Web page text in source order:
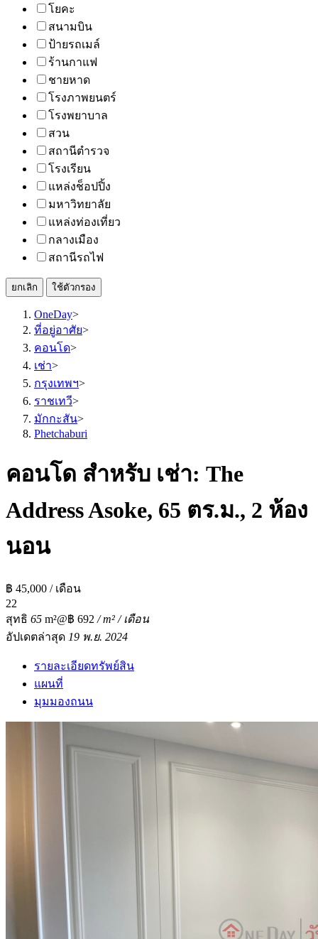
โยคะ
สนามบิน
ป้ายรถเมล์
ร้านกาแฟ
ชายหาด
โรงภาพยนตร์
โรงพยาบาล
สวน
สถานีตำรวจ
โรงเรียน
แหล่งช็อปปิ้ง
มหาวิทยาลัย
แหล่งท่องเที่ยว
กลางเมือง
สถานีรถไฟ
ยกเลิก ใช้ตัวกรอง
OneDay>
ที่อยู่อาศัย>
คอนโด>
เช่า>
กรุงเทพฯ>
ราชเทวี>
มักกะสัน>
Phetchaburi
คอนโด สำหรับ เช่า: The
Address Asoke, 65 ตร.ม., 2 ห้อง
นอน
฿ 45,000 / เดือน
22
สุทธิ 65 m²@฿ 692 / m² / เดือน
อัปเดตล่าสุด 19 พ.ย. 2024
รายละเอียดทรัพย์สิน
แผนที่
มุมมองถนน